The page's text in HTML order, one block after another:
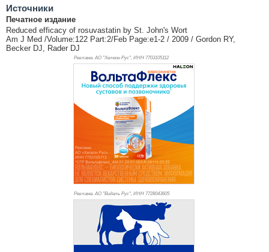
Источники
Печатное издание
Reduced efficacy of rosuvastatin by St. John's Wort
Am J Med /Volume:122 Part:2/Feb Page:e1-2 / 2009 / Gordon RY,
Becker DJ, Rader DJ
Реклама. АО "Хелеон Рус", ИНН 7703105112
Реклама. АО "Видаль Рус", ИНН 7728043605